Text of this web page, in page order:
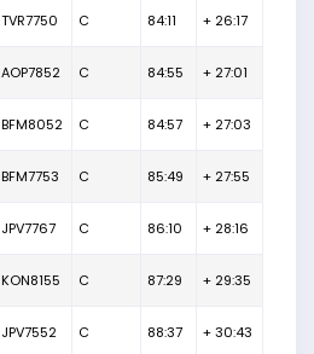
TVR7750 C 84:11 + 26:17
AOP7852 C 84:55 + 27:01
BFM8052 C 84:57 + 27:03
BFM7753 C 85:49 + 27:55
JPV7767 C 86:10 + 28:16
KON8155 C 87:29 + 29:35
JPV7552 C 88:37 + 30:43